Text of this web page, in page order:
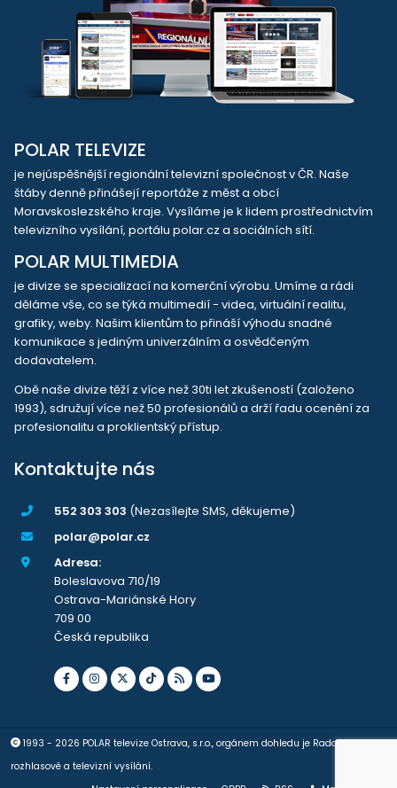
POLAR TELEVIZE
je nejúspěšnější regionální televizní společnost v ČR. Naše
štáby denně přinášejí reportáže z měst a obcí
Moravskoslezského kraje. Vysíláme je k lidem prostřednictvím
televizního vysílání, portálu polar.cz a sociálních sítí.
POLAR MULTIMEDIA
je divize se specializací na komerční výrobu. Umíme a rádi
děláme vše, co se týká multimedií - videa, virtuální realitu,
grafiky, weby. Našim klientům to přináší výhodu snadné
komunikace s jediným univerzálním a osvědčeným
dodavatelem.
Obě naše divize těží z více než 30ti let zkušeností (založeno
1993), sdružují více než 50 profesionálů a drží řadu ocenění za
profesionalitu a proklientský přístup.
Kontaktujte nás
552 303 303 (Nezasílejte SMS, děkujeme)
polar@polar.cz
Adresa:
Boleslavova 710/19
Ostrava-Mariánské Hory
709 00
Česká republika
1993 - 2026 POLAR televize Ostrava, s.r.o., orgánem dohledu je Rada pro
rozhlasové a televizní vysílání.